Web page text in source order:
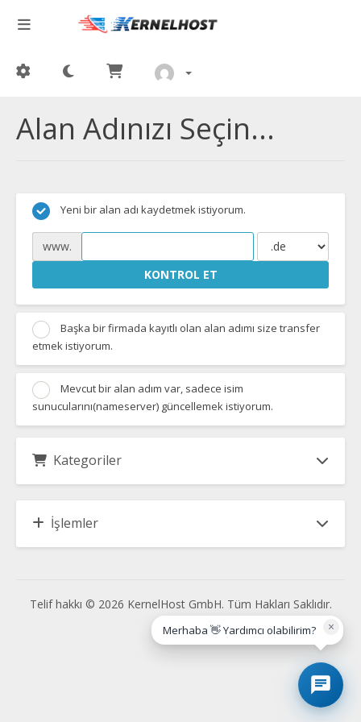
Alan Adınızı Seçin...
Yeni bir alan adı kaydetmek istiyorum.
www.
KONTROL ET
Başka bir firmada kayıtlı olan alan adımı size transfer
etmek istiyorum.
Mevcut bir alan adım var, sadece isim
sunucularını(nameserver) güncellemek istiyorum.
Kategoriler
İşlemler
Telif hakkı © 2026 KernelHost GmbH. Tüm Hakları Saklıdır.
×
Merhaba 👋 Yardımcı olabilirim?